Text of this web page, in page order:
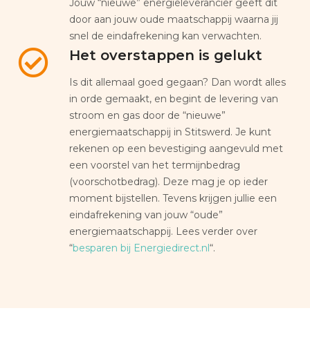
Jouw “nieuwe” energieleverancier geeft dit
door aan jouw oude maatschappij waarna jij
snel de eindafrekening kan verwachten.
Het overstappen is gelukt
Is dit allemaal goed gegaan? Dan wordt alles
in orde gemaakt, en begint de levering van
stroom en gas door de “nieuwe”
energiemaatschappij in Stitswerd. Je kunt
rekenen op een bevestiging aangevuld met
een voorstel van het termijnbedrag
(voorschotbedrag). Deze mag je op ieder
moment bijstellen. Tevens krijgen jullie een
eindafrekening van jouw “oude”
energiemaatschappij. Lees verder over
“besparen bij Energiedirect.nl“.